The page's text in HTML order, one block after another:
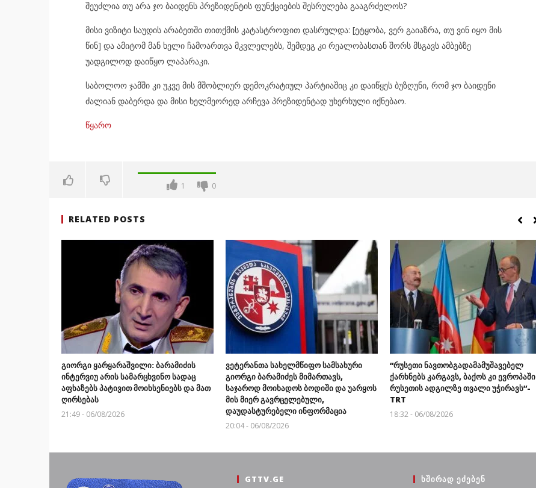
შეუძლია თუ არა ჯო ბაიდენს პრეზიდენტის ფუნქციების შესრულება გააგრძელოს?
მისი ვიზიტი საუდის არაბეთში თითქმის კატასტროფით დასრულდა: [ეტყობა, ვერ გაიაზრა, თუ ვინ იყო მის
წინ] და ამიტომ მან ხელი ჩამოართვა მკვლელებს, შემდეგ კი რეალობასთან შორს მსგავს ამბებზე
უადგილოდ დაიწყო ლაპარაკი.
საბოლოო ჯამში კი უკვე მის მშობლიურ დემოკრატიულ პარტიაშიც კი დაიწყეს ბუზღუნი, რომ ჯო ბაიდენი
ძალიან დაბერდა და მისი ხელმეორედ არჩევა პრეზიდენტად უხერხული იქნებაო.
წყარო
1 0
RELATED POSTS
გიორგი ყარყარაშვილი: ბარამიძის
ინტერვიუ არის სამარცხვინო სადაც
აფხაზებს პატივით მოიხსენიებს და მათ
ღირსებას
21:49 - 06/08/2026
ვეტერანთა სახელმწიფო სამსახური
გიორგი ბარამიძეს მიმართავს,
საჯაროდ მოიხადოს ბოდიში და უარყოს
მის მიერ გავრცელებული,
დაუდასტურებელი ინფორმაცია
20:04 - 06/08/2026
“რუსეთი ნავთობგადამამუშავებელ
ქარხნებს კარგავს, ბაქოს კი ევროპაში
რუსეთის ადგილზე თვალი უჭირავს”-
TRT
18:32 - 06/08/2026
GTTV.GE ᲮᲨᲘᲠᲐᲓ ᲔᲫᲔᲑᲔᲜ